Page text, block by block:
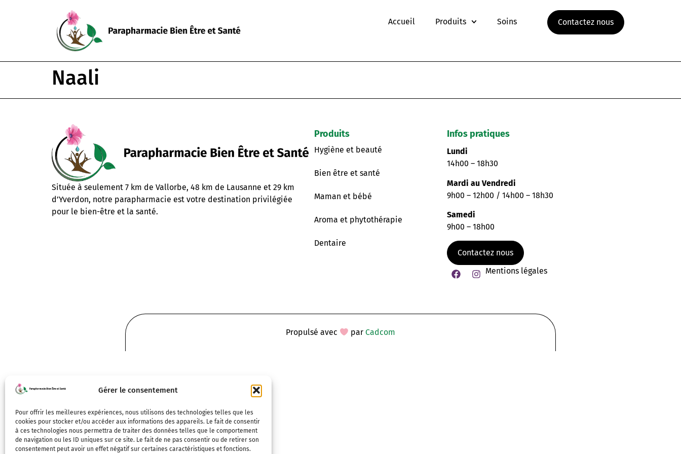
Gérer le consentement
Pour offrir les meilleures expériences, nous utilisons des technologies telles que les
cookies pour stocker et/ou accéder aux informations des appareils. Le fait de consentir
à ces technologies nous permettra de traiter des données telles que le comportement
de navigation ou les ID uniques sur ce site. Le fait de ne pas consentir ou de retirer son
consentement peut avoir un effet négatif sur certaines caractéristiques et fonctions.
Accueil Produits Soins Contactez nous
Naali
Située à seulement 7 km de Vallorbe, 48 km de Lausanne et 29 km
d’Yverdon, notre parapharmacie est votre destination privilégiée
pour le bien-être et la santé.
Produits
Hygiène et beauté
Bien être et santé
Maman et bébé
Aroma et phytothérapie
Dentaire
Infos pratiques
Lundi
14h00 – 18h30
Mardi au Vendredi
9h00 – 12h00 / 14h00 – 18h30
Samedi
9h00 – 18h00
Contactez nous
Mentions légales
Propulsé avec parCadcom